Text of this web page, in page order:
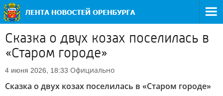
Сказка о двух козах поселилась в
«Старом городе»
4 июня 2026, 18:33 Официально
Сказка о двух козах поселилась в «Старом городе»